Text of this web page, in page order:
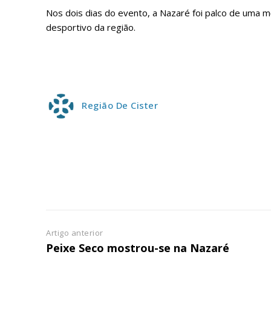
Acesso aos
Nos dois dias do evento, a Nazaré foi palco de uma
desportivo da região.
Região De Cister
Artigo anterior
Peixe Seco mostrou-se na Nazaré